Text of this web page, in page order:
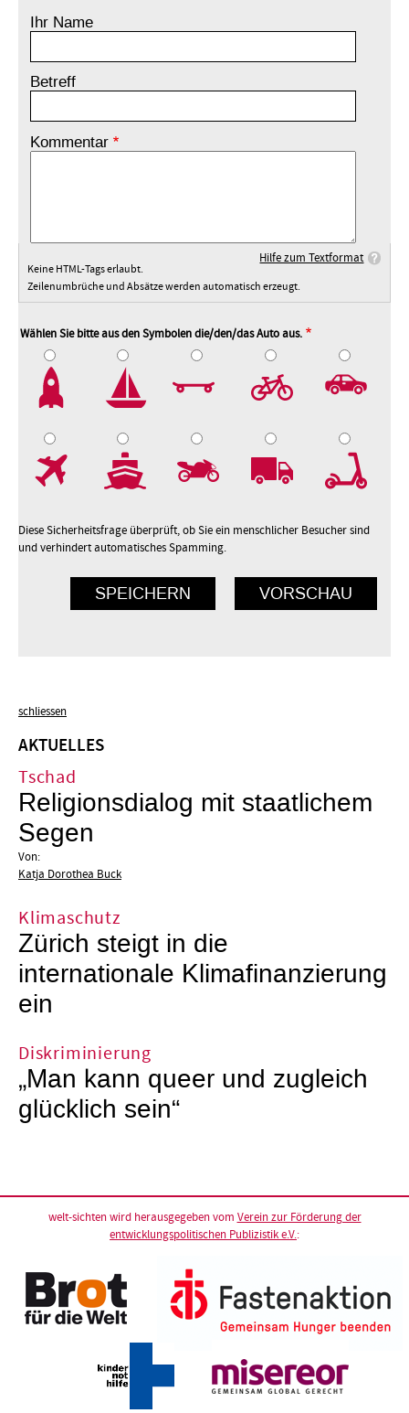
Ihr Name
Betreff
Kommentar
Hilfe zum Textformat
Keine HTML-Tags erlaubt.
Zeilenumbrüche und Absätze werden automatisch erzeugt.
Wählen Sie bitte aus den Symbolen die/den/das Auto aus.
Diese Sicherheitsfrage überprüft, ob Sie ein menschlicher Besucher sind
und verhindert automatisches Spamming.
schliessen
AKTUELLES
Tschad
Religionsdialog mit staatlichem
Segen
Von:
Katja Dorothea Buck
Klimaschutz
Zürich steigt in die
internationale Klimafinanzierung
ein
Diskriminierung
„Man kann queer und zugleich
glücklich sein“
welt-sichten wird herausgegeben vom Verein zur Förderung der
entwicklungspolitischen Publizistik e.V.: